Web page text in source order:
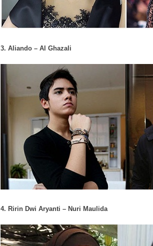
3. Aliando – Al Ghazali
4. Ririn Dwi Aryanti – Nuri Maulida